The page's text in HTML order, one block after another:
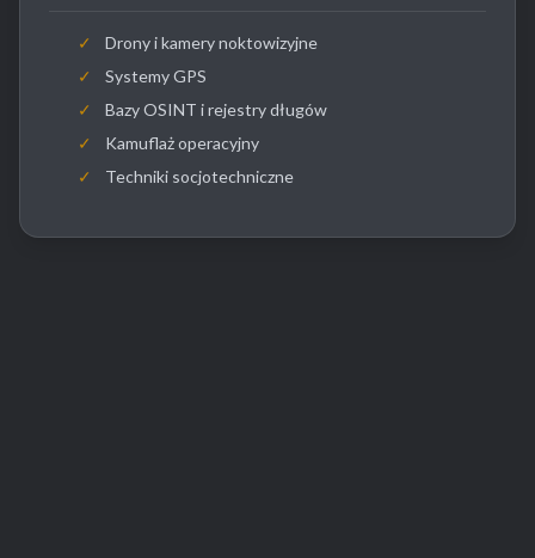
✓
Drony i kamery noktowizyjne
✓
Systemy GPS
✓
Bazy OSINT i rejestry długów
✓
Kamuflaż operacyjny
✓
Techniki socjotechniczne